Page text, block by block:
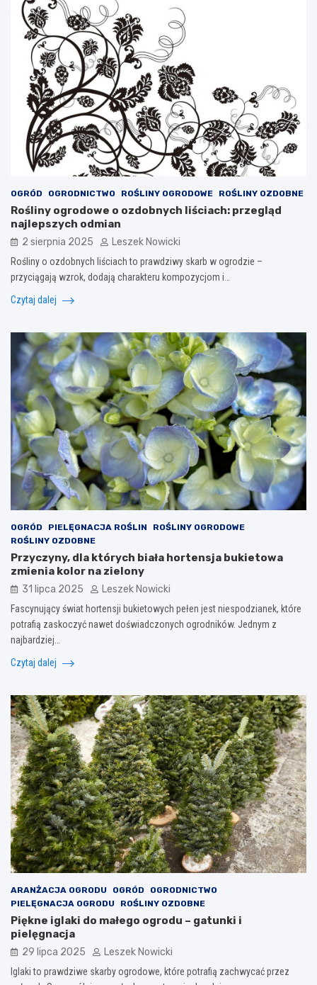
OGRÓD OGRODNICTWO ROŚLINY OGRODOWE ROŚLINY OZDOBNE
Rośliny ogrodowe o ozdobnych liściach: przegląd
najlepszych odmian
2 sierpnia 2025 Leszek Nowicki
Rośliny o ozdobnych liściach to prawdziwy skarb w ogrodzie –
przyciągają wzrok, dodają charakteru kompozycjom i…
Czytaj dalej
OGRÓD PIELĘGNACJA ROŚLIN
ROŚLINY OGRODOWE
ROŚLINY OZDOBNE
Przyczyny, dla których biała hortensja bukietowa
zmienia kolor na zielony
31 lipca 2025 Leszek Nowicki
Fascynujący świat hortensji bukietowych pełen jest niespodzianek, które
potrafią zaskoczyć nawet doświadczonych ogrodników. Jednym z
najbardziej…
Czytaj dalej
ARANŻACJA OGRODU OGRÓD
OGRODNICTWO
PIELĘGNACJA OGRODU
ROŚLINY OZDOBNE
Piękne iglaki do małego ogrodu – gatunki i
pielęgnacja
29 lipca 2025 Leszek Nowicki
Iglaki to prawdziwe skarby ogrodowe, które potrafią zachwycać przez